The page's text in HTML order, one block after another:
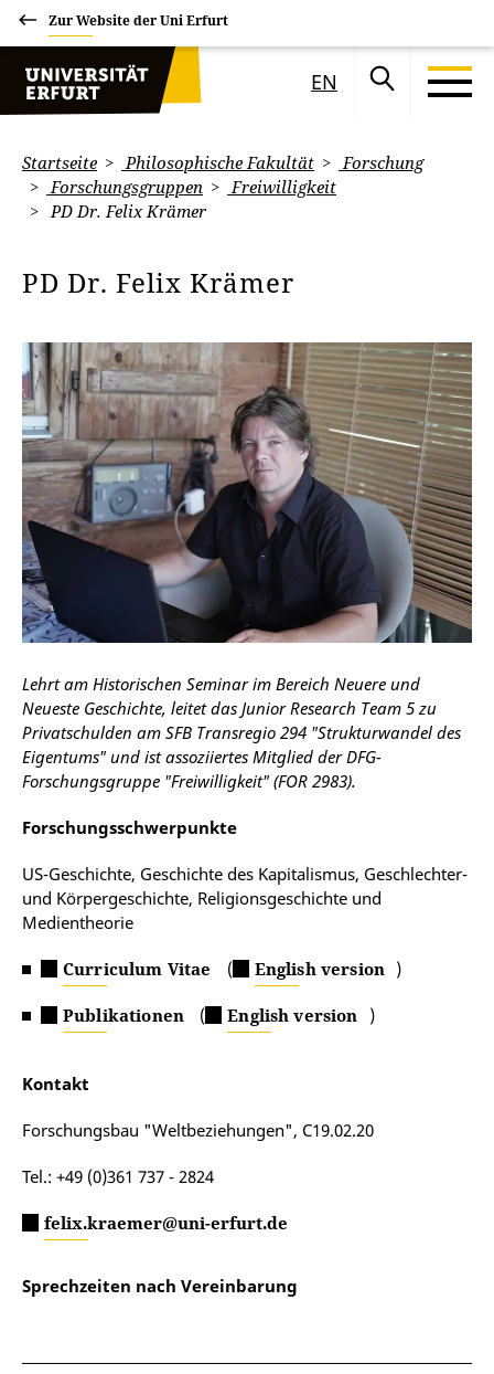
Zur Website der Uni Erfurt
EN
Startseite Philosophische Fakultät
Forschung
Forschungsgruppen
Freiwilligkeit
PD Dr. Felix Krämer
PD Dr. Felix Krämer
Lehrt am Historischen Seminar im Bereich Neuere und
Neueste Geschichte, leitet das Junior Research Team 5 zu
Privatschulden am SFB Transregio 294 "Strukturwandel des
Eigentums" und ist assoziiertes Mitglied der DFG-
Forschungsgruppe "Freiwilligkeit" (FOR 2983).
Forschungsschwerpunkte
US-Geschichte, Geschichte des Kapitalismus, Geschlechter-
und Körpergeschichte, Religionsgeschichte und
Medientheorie
Curriculum Vitae ( English version )
Publikationen ( English version )
Kontakt
Forschungsbau "Weltbeziehungen", C19.02.20
Tel.: +49 (0)361 737 - 2824
felix.kraemer@uni-erfurt.de
Sprechzeiten nach Vereinbarung